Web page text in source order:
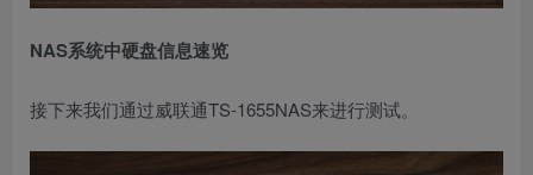
NAS系统中硬盘信息速览
接下来我们通过威联通TS-1655NAS来进行测试。